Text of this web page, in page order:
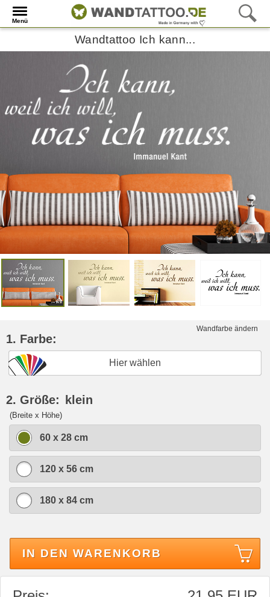
Menü
Wandtattoo Ich kann...
Wandfarbe ändern
1. Farbe:
Hier wählen
2. Größe: klein
(Breite x Höhe)
60 x 28 cm
120 x 56 cm
180 x 84 cm
IN DEN WARENKORB